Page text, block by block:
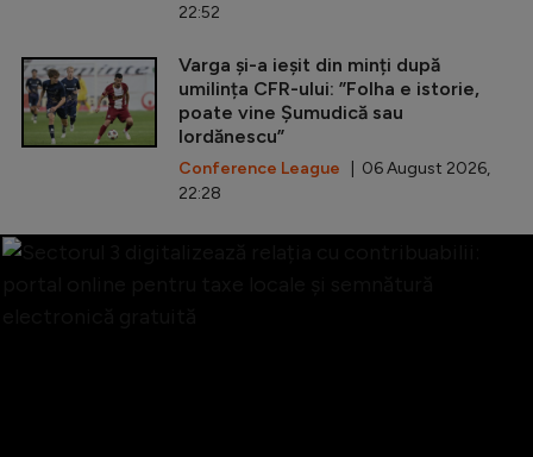
22:52
Varga și-a ieșit din minți după
umilința CFR-ului: ”Folha e istorie,
poate vine Șumudică sau
Iordănescu”
Conference League | 06 August 2026,
22:28